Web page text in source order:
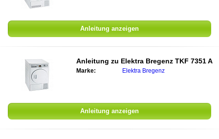
Anleitung anzeigen
Anleitung zu Elektra Bregenz TKF 7351 A
Marke: Elektra Bregenz
Anleitung anzeigen